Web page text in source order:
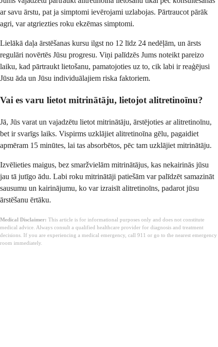
ar savu ārstu, pat ja simptomi ievērojami uzlabojas. Pārtraucot pārāk
agri, var atgriezties roku ekzēmas simptomi.
Lielākā daļa ārstēšanas kursu ilgst no 12 līdz 24 nedēļām, un ārsts
regulāri novērtēs Jūsu progresu. Viņi palīdzēs Jums noteikt pareizo
laiku, kad pārtraukt lietošanu, pamatojoties uz to, cik labi ir reaģējusi
Jūsu āda un Jūsu individuālajiem riska faktoriem.
Vai es varu lietot mitrinātāju, lietojot alitretinoīnu?
Jā, Jūs varat un vajadzētu lietot mitrinātāju, ārstējoties ar alitretinoīnu,
bet ir svarīgs laiks. Vispirms uzklājiet alitretinoīna gēlu, pagaidiet
apmēram 15 minūtes, lai tas absorbētos, pēc tam uzklājiet mitrinātāju.
Izvēlieties maigus, bez smaržvielām mitrinātājus, kas nekairinās jūsu
jau tā jutīgo ādu. Labi roku mitrinātāji patiešām var palīdzēt samazināt
sausumu un kairinājumu, ko var izraisīt alitretinoīns, padarot jūsu
ārstēšanu ērtāku.
Medical Disclaimer: This article is for informational purposes only and does not constitute
medical advice. Always consult a qualified healthcare provider for diagnosis and treatment
decisions. If you are experiencing a medical emergency, call 911 or go to the nearest emergency
room immediately.